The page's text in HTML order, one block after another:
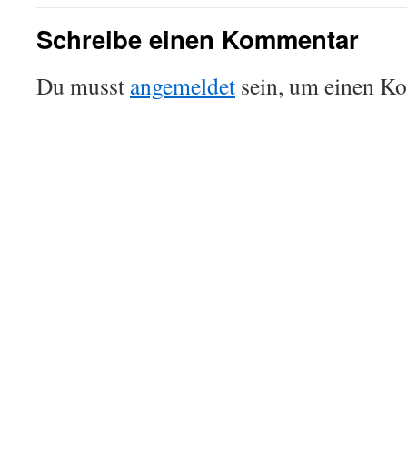
Schreibe einen Kommentar
Du musst angemeldet sein, um einen